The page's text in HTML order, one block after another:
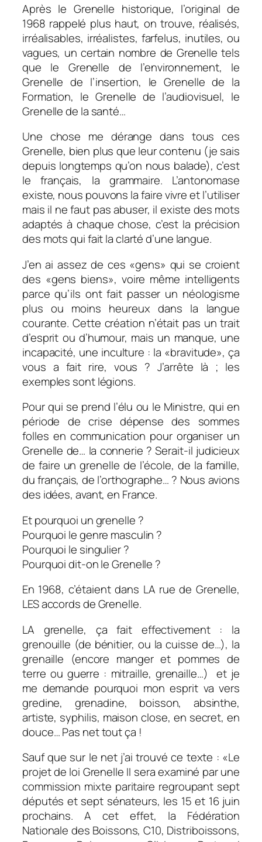
Après le Grenelle historique, l’original de
1968 rappelé plus haut, on trouve, réalisés,
irréalisables, irréalistes, farfelus, inutiles, ou
vagues, un certain nombre de Grenelle tels
que le Grenelle de l’environnement, le
Grenelle de l’insertion, le Grenelle de la
Formation, le Grenelle de l’audiovisuel, le
Grenelle de la santé…
Une chose me dérange dans tous ces
Grenelle, bien plus que leur contenu (je sais
depuis longtemps qu’on nous balade), c’est
le français, la grammaire. L’antonomase
existe, nous pouvons la faire vivre et l’utiliser
mais il ne faut pas abuser, il existe des mots
adaptés à chaque chose, c’est la précision
des mots qui fait la clarté d’une langue.
J’en ai assez de ces «gens» qui se croient
des «gens biens», voire même intelligents
parce qu’ils ont fait passer un néologisme
plus ou moins heureux dans la langue
courante. Cette création n’était pas un trait
d’esprit ou d’humour, mais un manque, une
incapacité, une inculture : la «bravitude», ça
vous a fait rire, vous ? J’arrête là ; les
exemples sont légions.
Pour qui se prend l’élu ou le Ministre, qui en
période de crise dépense des sommes
folles en communication pour organiser un
Grenelle de… la connerie ? Serait-il judicieux
de faire un grenelle de l’école, de la famille,
du français, de l’orthographe… ? Nous avions
des idées, avant, en France.
Et pourquoi un grenelle ?
Pourquoi le genre masculin ?
Pourquoi le singulier ?
Pourquoi dit-on le Grenelle ?
En 1968, c’étaient dans LA rue de Grenelle,
LES accords de Grenelle.
LA grenelle, ça fait effectivement : la
grenouille (de bénitier, ou la cuisse de…), la
grenaille (encore manger et pommes de
terre ou guerre : mitraille, grenaille…) et je
me demande pourquoi mon esprit va vers
gredine, grenadine, boisson, absinthe,
artiste, syphilis, maison close, en secret, en
douce… Pas net tout ça !
Sauf que sur le net j’ai trouvé ce texte : «Le
projet de loi Grenelle II sera examiné par une
commission mixte paritaire regroupant sept
députés et sept sénateurs, les 15 et 16 juin
prochains. A cet effet, la Fédération
Nationale des Boissons, C10, Distriboissons,